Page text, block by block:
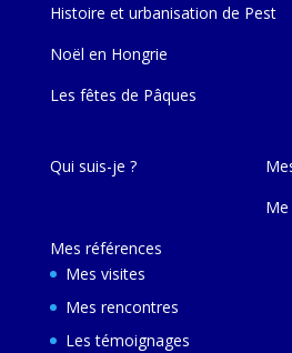
Histoire et urbanisation de Pest
Noël en Hongrie
Les fêtes de Pâques
Qui suis-je ?
Mes références
Mes visites
Mes rencontres
Les témoignages